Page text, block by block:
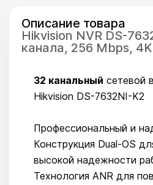
Описание товара
Hikvision NVR DS-
канала, 256 Mbps, 4K
32 канальный сетевой
Hikvision DS-7632NI-K2
Профессиональный и
Конструкция Dual-OS
высокой надежности
Технология ANR для